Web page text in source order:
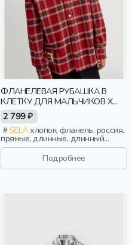
ФЛАНЕЛЕВАЯ РУБАШКА В
КЛЕТКУ ДЛЯ МАЛЬЧИКОВ X
СОЮЗМУЛЬТФИЛЬМ
2 799 ₽
SELAхлопок, фланель, россия,
прямые, длинные, длинный
рукав, застежка, кнопки,
свободные, клетка, карман,
вышивка, воротник, мальчики,
дети
Подробнее